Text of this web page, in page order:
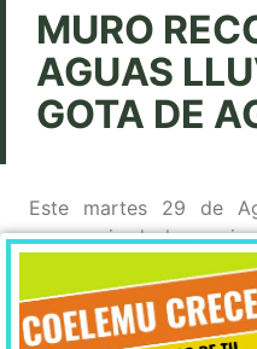
MURO
AGUAS
GOTA DE
Este martes 29 de
ceremonia de
nivel
Concurso
dependencias del Liceo